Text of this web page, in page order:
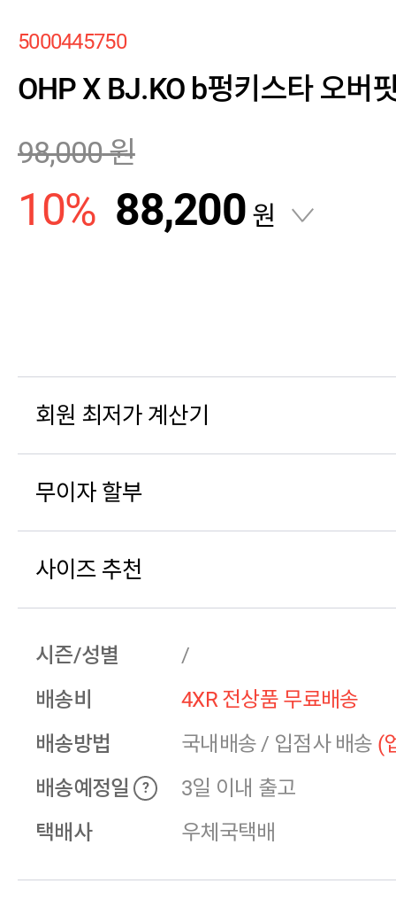
5000445750
OHP X BJ.KO b펑키스타 오버
98,000원
10% 88,200 원
회원 최저가 계산기
무이자 할부
사이즈 추천
시즌/성별
/
배송비
4XR 전상품 무료배송
배송방법
국내배송 / 입점사 배송 (
배송예정일
?
3일 이내 출고
택배사
우체국택배